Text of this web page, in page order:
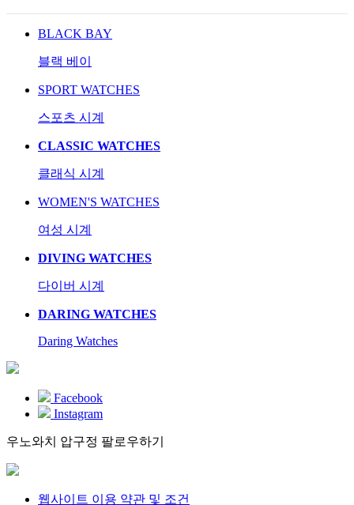
BLACK BAY
블랙 베이
SPORT WATCHES
스포츠 시계
CLASSIC WATCHES
클래식 시계
WOMEN'S WATCHES
여성 시계
DIVING WATCHES
다이버 시계
DARING WATCHES
Daring Watches
Facebook
Instagram
우노와치 압구정 팔로우하기
웹사이트 이용 약관 및 조건